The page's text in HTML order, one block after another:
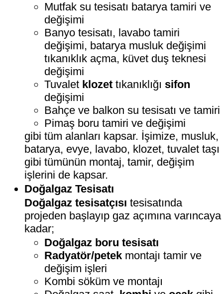
Mutfak su tesisatı batarya tamiri ve
değişimi
Banyo tesisatı, lavabo tamiri
değişimi, batarya musluk değişimi
tıkanıklık açma, küvet duş teknesi
değişimi
Tuvalet klozet tıkanıklığı sifon
değişimi
Bahçe ve balkon su tesisatı ve tamiri
Pimaş boru tamiri ve değişimi
gibi tüm alanları kapsar. İşimize, musluk,
batarya, evye, lavabo, klozet, tuvalet taşı
gibi tümünün montaj, tamir, değişim
işlerini de kapsar.
Doğalgaz Tesisatı
Doğalgaz tesisatçısı tesisatında
projeden başlayıp gaz açımına varıncaya
kadar;
Doğalgaz boru tesisatı
Radyatör/petek montajı tamir ve
değişim işleri
Kombi söküm ve montajı